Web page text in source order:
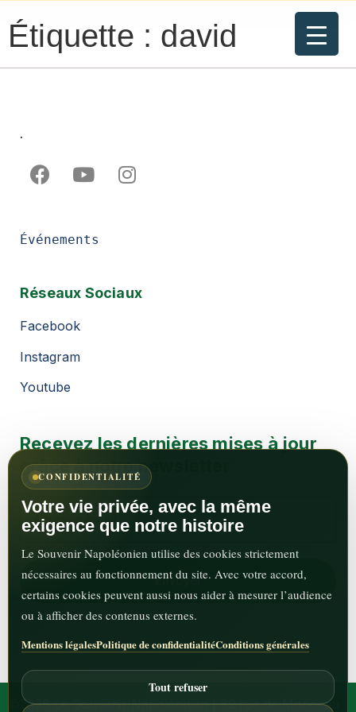
Étiquette : david
.
Événements
Réseaux Sociaux
Facebook
Instagram
Youtube
Recevez les dernières mises à jour
grâce à notre newsletter
©2026 Le Souvenir Napoléonien | 82 rue de Monceau
CONFIDENTIALITÉ
Votre vie privée, avec la même
exigence que notre histoire
Le Souvenir Napoléonien utilise des cookies strictement
nécessaires au fonctionnement du site. Avec votre accord,
certains cookies peuvent aussi nous aider à mesurer l’audience
ou à afficher des contenus externes.
Mentions légalesPolitique de confidentialitéConditions générales
Tout refuser